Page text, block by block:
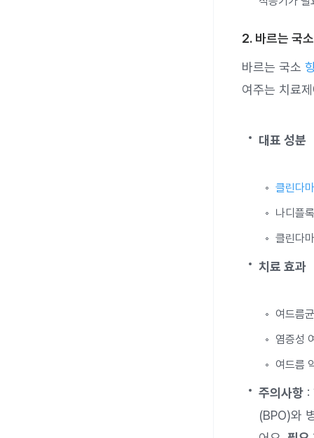
2. 바르는 국
바르는 국소
여주는 치료
대표 성분
클린다
나디플
클린다
치료 효과
여드름
염증성
여드름
주의사항 :
(BPO)와